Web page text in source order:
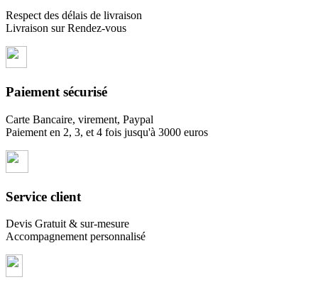
Respect des délais de livraison
Livraison sur Rendez-vous
Paiement sécurisé
Carte Bancaire, virement, Paypal
Paiement en 2, 3, et 4 fois jusqu'à 3000 euros
Service client
Devis Gratuit & sur-mesure
Accompagnement personnalisé